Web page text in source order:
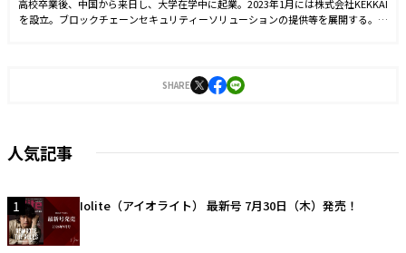
高校卒業後、中国から来日し、大学在学中に起業。2023年1月には株式会社KEKKAI
を設立。ブロックチェーンセキュリティーソリューションの提供等を展開する。現
後は現状のサービス向上と、さまざまな角度からユーザーのセキュリティ性改善の
ための製品をリリースし、業界全体の環境改善に貢献している。
SHARE
人気記事
1 Iolite（アイオライト） 最新号 7月30日（木）発売！